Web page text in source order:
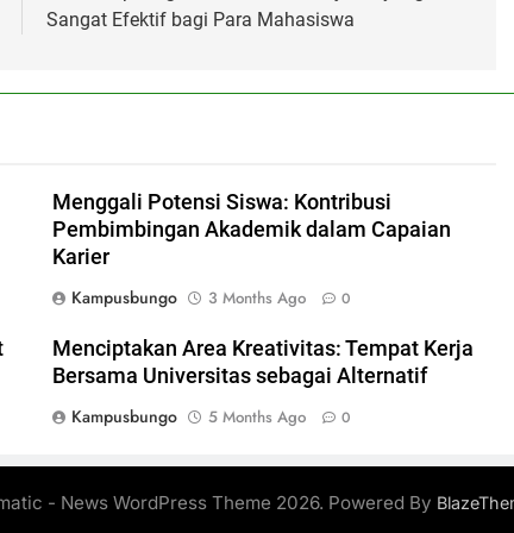
Sangat Efektif bagi Para Mahasiswa
Menggali Potensi Siswa: Kontribusi
Pembimbingan Akademik dalam Capaian
Karier
Kampusbungo
3 Months Ago 0
Menciptakan Area Kreativitas: Tempat Kerja
Bersama Universitas sebagai Alternatif
Kampusbungo
5 Months Ago 0
- News WordPress Theme 2026. Powered By